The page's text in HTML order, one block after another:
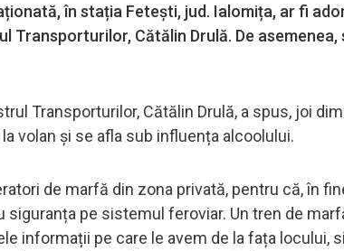
în stația Fetești, jud. Ialomița, ar fi
Transporturilor, Cătălin Drulă. De asemenea,
Transporturilor, Cătălin Drulă, a spus, joi
volan și se afla sub influența alcoolului.
de marfă din zona privată, pentru că, în
pe sistemul feroviar. Un tren de
informații pe care le avem de la fața locului,